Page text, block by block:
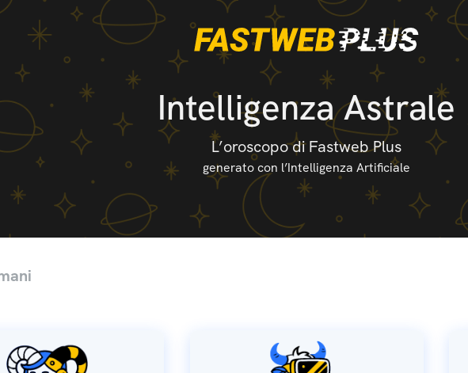
Intelligenza Astrale
L’oroscopo di Fastweb Plus
generato con l’Intelligenza Artificiale